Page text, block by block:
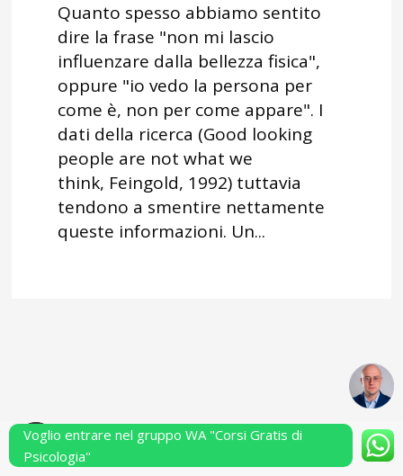
Quanto spesso abbiamo sentito
dire la frase "non mi lascio
influenzare dalla bellezza fisica",
oppure "io vedo la persona per
come è, non per come appare". I
dati della ricerca (Good looking
people are not what we
think, Feingold, 1992) tuttavia
tendono a smentire nettamente
queste informazioni. Un...
Powered by Performarsi S.a.s.
Voglio entrare nel gruppo WA "Corsi Gratis di
Psicologia"